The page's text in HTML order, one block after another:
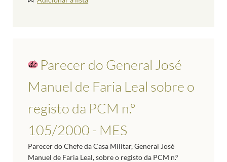
Parecer do General José
Manuel de Faria Leal sobre o
registo da PCM n.º
105/2000 - MES
Parecer do Chefe da Casa Militar, General José
Manuel de Faria Leal, sobre o registo da PCM n.º